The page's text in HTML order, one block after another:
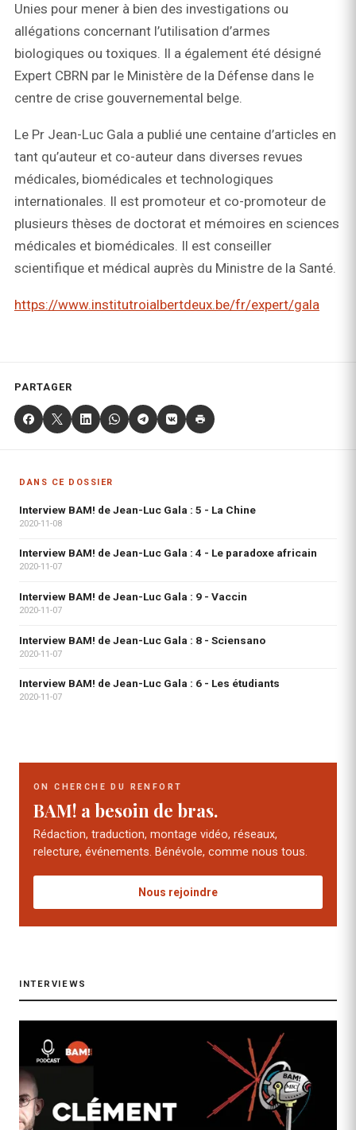
Unies pour mener à bien des investigations ou
allégations concernant l’utilisation d’armes
biologiques ou toxiques. Il a également été désigné
Expert CBRN par le Ministère de la Défense dans le
centre de crise gouvernemental belge.
Le Pr Jean-Luc Gala a publié une centaine d’articles en
tant qu’auteur et co-auteur dans diverses revues
médicales, biomédicales et technologiques
internationales. Il est promoteur et co-promoteur de
plusieurs thèses de doctorat et mémoires en sciences
médicales et biomédicales. Il est conseiller
scientifique et médical auprès du Ministre de la Santé.
https://www.institutroialbertdeux.be/fr/expert/gala
PARTAGER
DANS CE DOSSIER
Interview BAM! de Jean-Luc Gala : 5 - La Chine
2020-11-08
Interview BAM! de Jean-Luc Gala : 4 - Le paradoxe africain
2020-11-07
Interview BAM! de Jean-Luc Gala : 9 - Vaccin
2020-11-07
Interview BAM! de Jean-Luc Gala : 8 - Sciensano
2020-11-07
Interview BAM! de Jean-Luc Gala : 6 - Les étudiants
2020-11-07
ON CHERCHE DU RENFORT
BAM! a besoin de bras.
Rédaction, traduction, montage vidéo, réseaux,
relecture, événements. Bénévole, comme nous tous.
Nous rejoindre
INTERVIEWS